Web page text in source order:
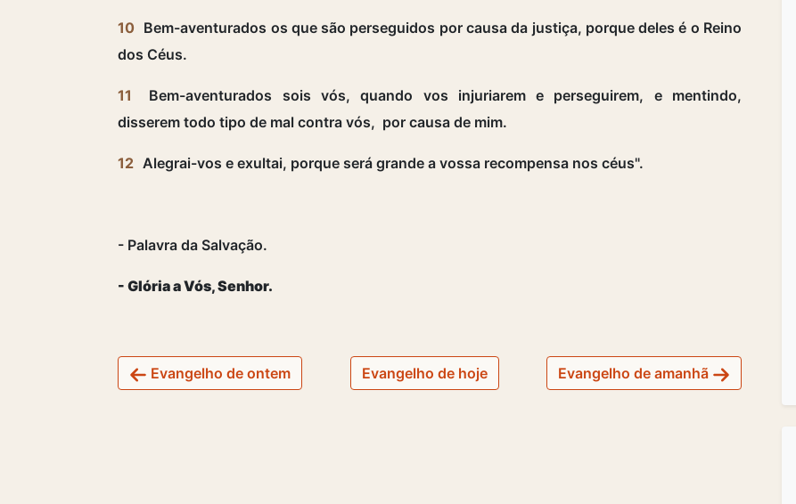
10 Bem-aventurados os que são perseguidos por causa da justiça, porque deles é o Reino
dos Céus.
11
Bem-aventurados sois vós, quando vos injuriarem e perseguirem, e mentindo,
disserem todo tipo de mal contra vós, por causa de mim.
12 Alegrai-vos e exultai, porque será grande a vossa recompensa nos céus".
- Palavra da Salvação.
- Glória a Vós, Senhor.
Evangelho de ontem Evangelho de hoje Evangelho de amanhã